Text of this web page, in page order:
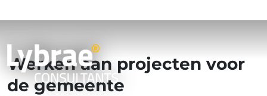
Werken aan projecten voor
de gemeente